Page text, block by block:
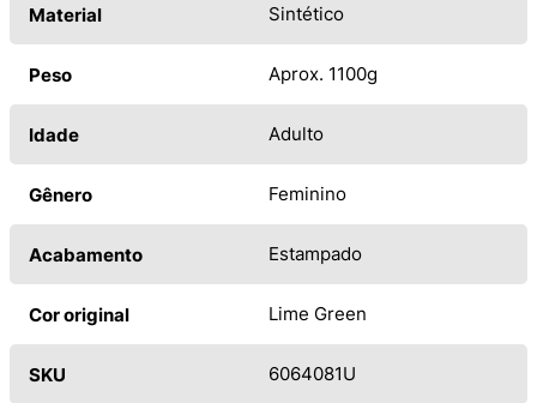
Material Sintético
Peso Aprox. 1100g
Idade Adulto
Gênero Feminino
Acabamento Estampado
Cor original Lime Green
SKU 6064081U